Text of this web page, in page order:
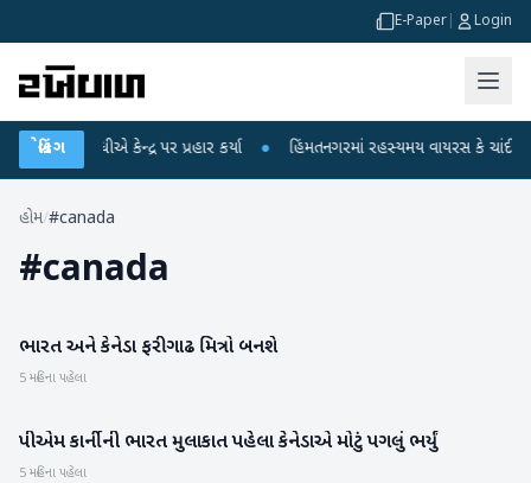
E-Paper Login
બ્રેકિંગ
ગાંધીએ કેન્દ્ર પર પ્રહાર કર્યા ● હિંમતનગરમાં રહસ્યમય વાયરસ કે ચાંદીપુરા? 6
હોમ/#canada
#canada
આંતરરાષ્ટ્રીય
ભારત અને કેનેડા ફરી ગાઢ મિત્રો બનશે
5 મહિના પહેલા
આંતરરાષ્ટ્રીય
પીએમ કાર્નીની ભારત મુલાકાત પહેલા કેનેડાએ મોટું પગલું ભર્યું
5 મહિના પહેલા